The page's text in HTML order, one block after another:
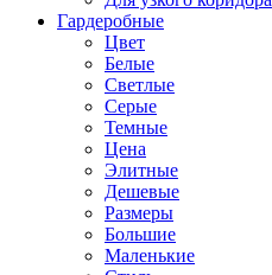
Гардеробные
Цвет
Белые
Светлые
Серые
Темные
Цена
Элитные
Дешевые
Размеры
Большие
Маленькие